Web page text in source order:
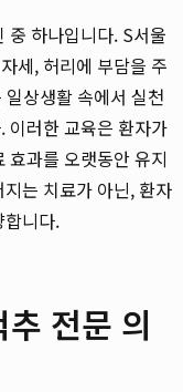
중 하나입니다. S서울
세, 허리에 부담을 주
상생활 속에서 실천
이러한 교육은 환자가
효과를 오랫동안 유지
는 치료가 아닌, 환자
합니다.
전문 의